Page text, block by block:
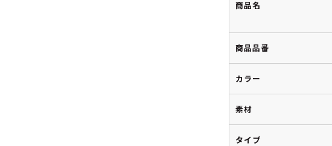
商品名
商品品番
カラー
素材
タイプ